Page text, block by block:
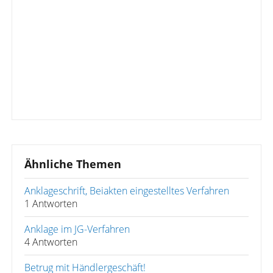
Ähnliche Themen
Anklageschrift, Beiakten eingestelltes Verfahren
1 Antworten
Anklage im JG-Verfahren
4 Antworten
Betrug mit Händlergeschäft!